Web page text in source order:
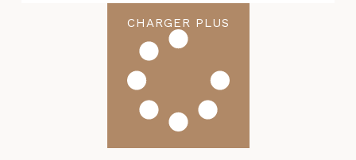
CHARGER PLUS